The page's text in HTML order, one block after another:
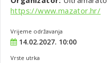
https://www.mazator.hr/
Vrijeme održavanja
14.02.2027. 10:00
Vrste utrka